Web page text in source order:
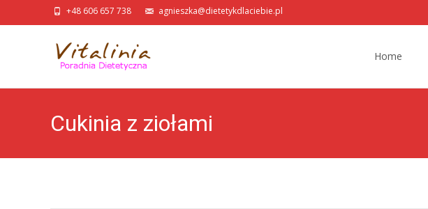
+48 606 657 738 agnieszka@dietetykdlaciebie.pl
Home
Cukinia z ziołami